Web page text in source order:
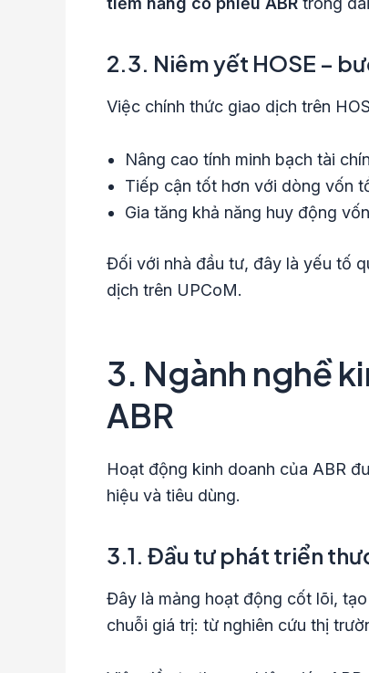
2.3. Niêm yết HOSE –
Việc chính thức giao dịch trên
Nâng cao tính minh bạch tài
Tiếp cận tốt hơn với dòng vốn
Gia tăng khả năng huy động
Đối với nhà đầu tư, đây là yếu tố
dịch trên UPCoM.
3. Ngành nghề
ABR
Hoạt động kinh doanh của ABR
hiệu và tiêu dùng.
3.1. Đầu tư phát triển
Đây là mảng hoạt động cốt lõi,
chuỗi giá trị: từ nghiên cứu thị